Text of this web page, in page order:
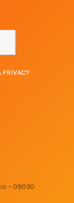
PRIVACY
– 09030